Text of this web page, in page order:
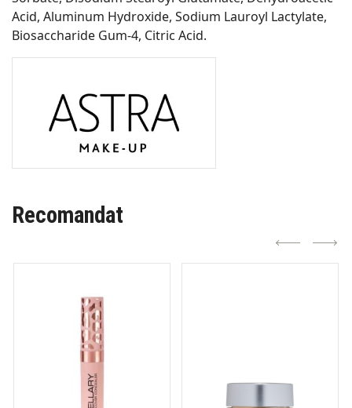
Acid, Aluminum Hydroxide, Sodium Lauroyl Lactylate,
Biosaccharide Gum-4, Citric Acid.
Recomandat